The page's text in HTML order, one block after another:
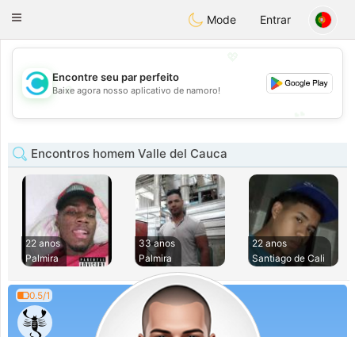
olombiaCitas
Toggle
Mode Entrar
💖
💕
Encontre seu par perfeito
Baixe agora nosso aplicativo de namoro!
Encontros homem Valle del Cauca
22 anos
Palmira
33 anos
Palmira
22 anos
Santiago de Cali
0.5/1